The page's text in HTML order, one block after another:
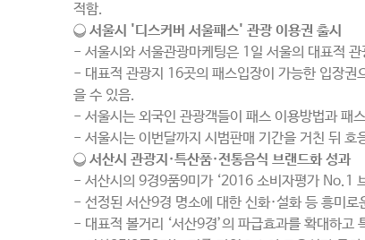
적함.
❍ 서울시 '디스커버 서울패스' 관광 이용권 출시
- 서울시와 서울관광마케팅은 1일 서울의 대표적
- 대표적 관광지 16곳의 패스입장이 가능한 입장
을 수 있음.
- 서울시는 외국인 관광객들이 패스 이용방법과 패
- 서울시는 이번달까지 시범판매 기간을 거친 뒤 호
❍ 서산시 관광지·특산품·전통음식 브랜드화 성과
- 서산시의 9경9품9미가 ‘2016 소비자평가 No.1
- 선정된 서산9경 명소에 대한 신화·설화 등 흥미
- 대표적 볼거리 ‘서산9경’의 파급효과를 확대하